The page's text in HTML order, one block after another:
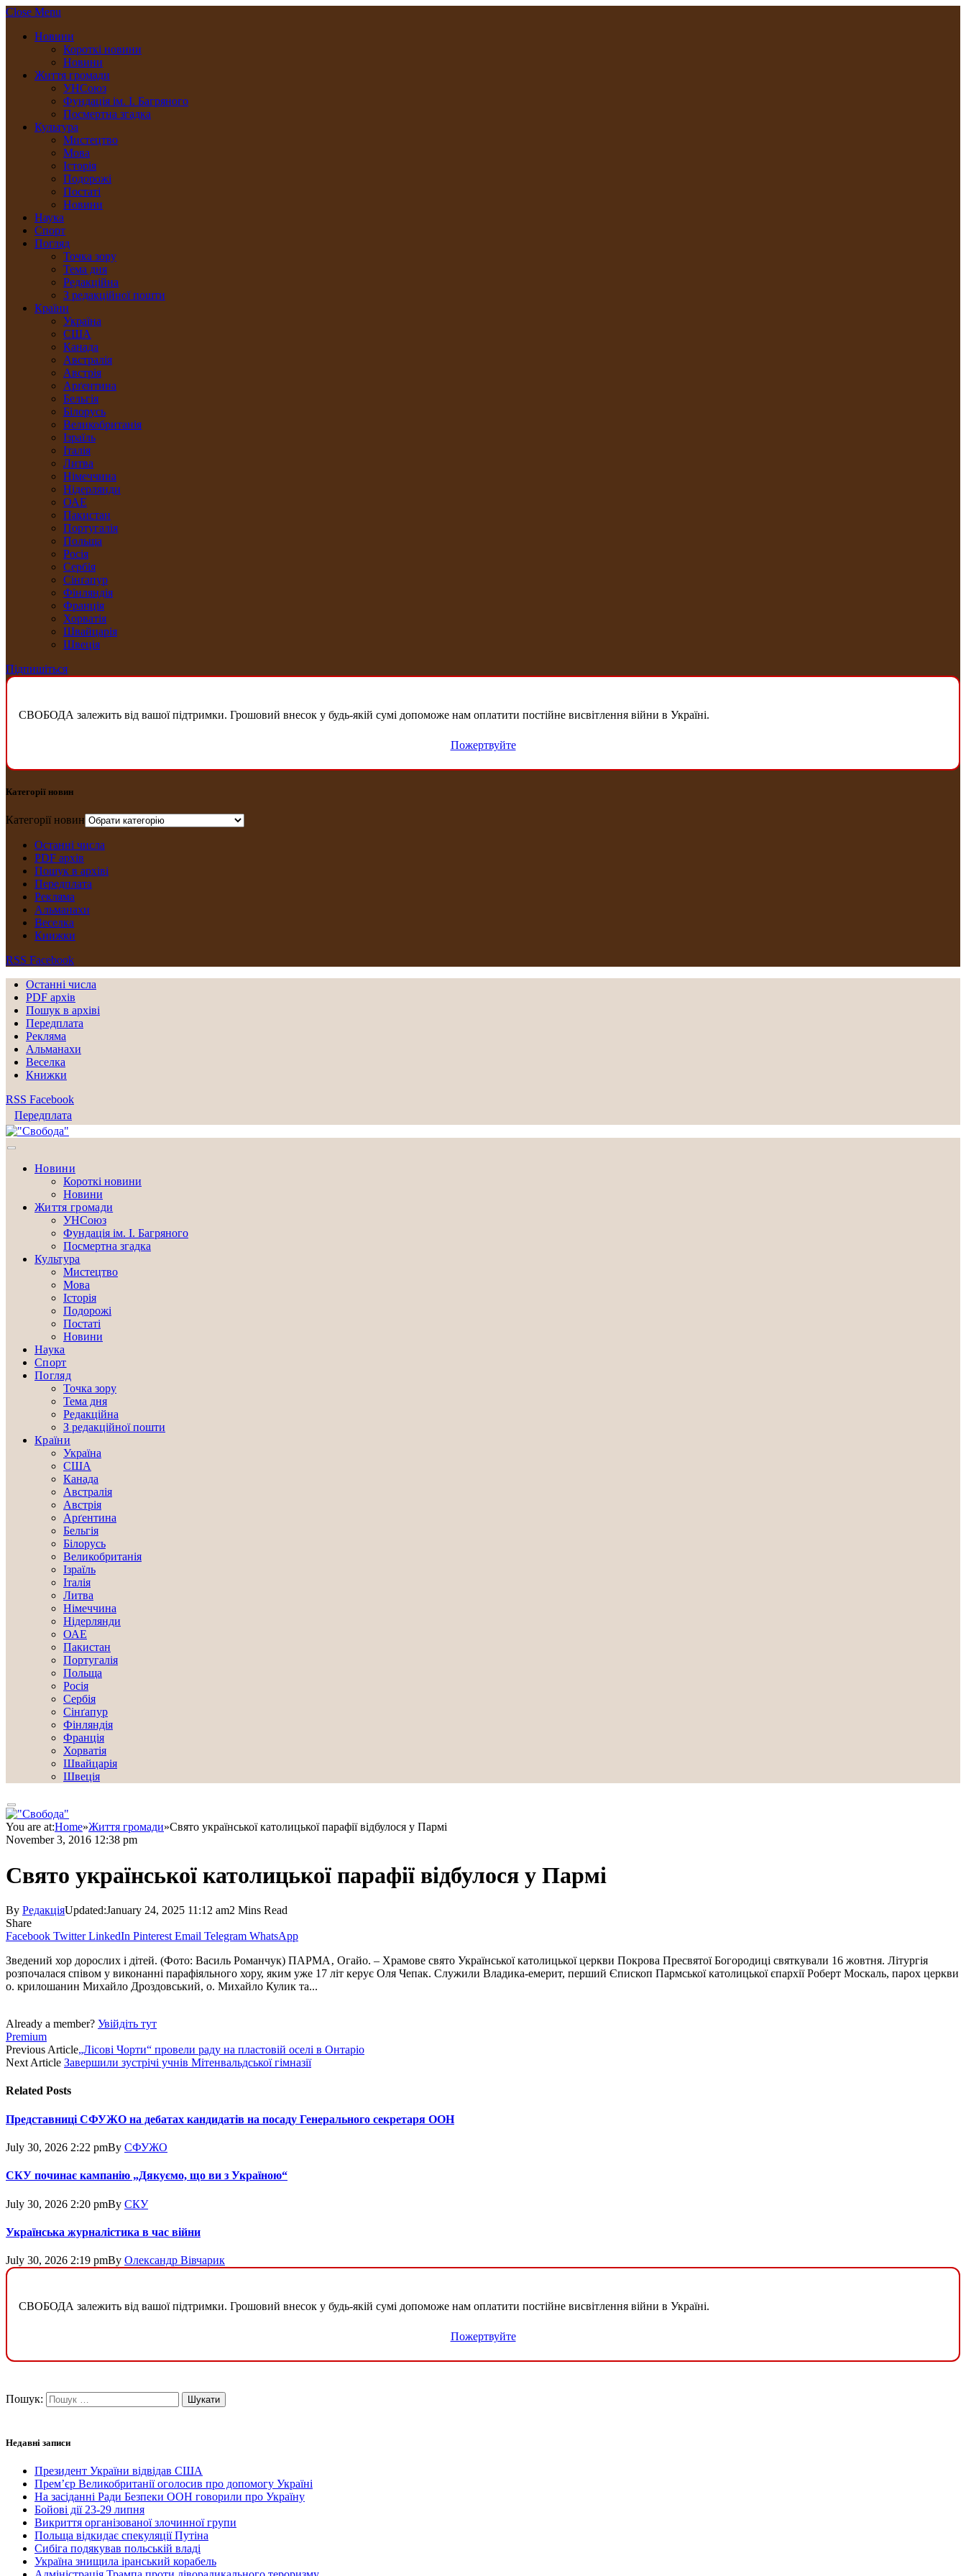
Close Menu
Новини
Короткі новини
Новини
Життя громади
УНСоюз
Фундація ім. І. Багряного
Посмертна згадка
Культура
Мистецтво
Мова
Історія
Подорожі
Постаті
Новини
Наука
Спорт
Погляд
Точка зору
Тема дня
Редакційна
З редакційної пошти
Країни
Україна
США
Канада
Австралія
Австрія
Арґентина
Бельгія
Білорусь
Великобританія
Ізраїль
Італія
Литва
Німеччина
Нідерлянди
ОАЕ
Пакистан
Португалія
Польща
Росія
Сербія
Сінґапур
Фінляндія
Франція
Хорватія
Швайцарія
Швеція
Підпишіться
СВОБОДА залежить від вашої підтримки. Грошовий внесок у будь-якій сумі допоможе нам оплатити постійне висвітлення війни в Україні.
Пожертвуйте
Категорії новин
Категорії новин
Останні числа
PDF архів
Пошук в архіві
Передплата
Рекляма
Альманахи
Веселка
Книжки
RSS Facebook
Останні числа
PDF архів
Пошук в архіві
Передплата
Рекляма
Альманахи
Веселка
Книжки
RSS Facebook
Передплата
Новини
Короткі новини
Новини
Життя громади
УНСоюз
Фундація ім. І. Багряного
Посмертна згадка
Культура
Мистецтво
Мова
Історія
Подорожі
Постаті
Новини
Наука
Спорт
Погляд
Точка зору
Тема дня
Редакційна
З редакційної пошти
Країни
Україна
США
Канада
Австралія
Австрія
Арґентина
Бельгія
Білорусь
Великобританія
Ізраїль
Італія
Литва
Німеччина
Нідерлянди
ОАЕ
Пакистан
Португалія
Польща
Росія
Сербія
Сінґапур
Фінляндія
Франція
Хорватія
Швайцарія
Швеція
You are at:Home»Життя громади»Свято української католицької парафії відбулося у Пармі
November 3, 2016 12:38 pm
Свято української католицької парафії відбулося у Пармі
By РедакціяUpdated:January 24, 2025 11:12 am2 Mins Read
Share
Facebook Twitter LinkedIn Pinterest Email Telegram WhatsApp
Зведений хор дорослих і дітей. (Фото: Василь Романчук) ПАРМА‚ Огайо. – Храмове свято Української католицької церкви Покрова Пресвятої Богородиці святкували 16 жовтня. Літургія
розпочалася співом у виконанні парафіяльного хору, яким уже 17 літ керує Оля Чепак. Служили Владика-емерит, перший Єпископ Пармської католицької єпархії Роберт Москаль, парох церкви
о. крилошанин Михайло Дроздовський, о. Михайло Кулик та...
Already a member? Увійдіть тут
Premium
Previous Article„Лісові Чорти“ провели раду на пластовій оселі в Онтаріо
Next Article Завершили зустрічі учнів Мітенвальдської гімназії
Related Posts
Представниці СФУЖО на дебатах кандидатів на посаду Генерального секретаря ООН
July 30, 2026 2:22 pmBy СФУЖО
СКУ починає кампанію „Дякуємо, що ви з Україною“
July 30, 2026 2:20 pmBy СКУ
Українська журналістика в час війни
July 30, 2026 2:19 pmBy Олександр Вівчарик
СВОБОДА залежить від вашої підтримки. Грошовий внесок у будь-якій сумі допоможе нам оплатити постійне висвітлення війни в Україні.
Пожертвуйте
Пошук:
Недавні записи
Президент України відвідав США
Прем’єр Великобританії оголосив про допомогу Україні
На засіданні Ради Безпеки ООН говорили про Україну
Бойові дії 23-29 липня
Викриття організованої злочинної групи
Польща відкидає спекуляції Путіна
Сибіга подякував польській владі
Україна знищила іранський корабель